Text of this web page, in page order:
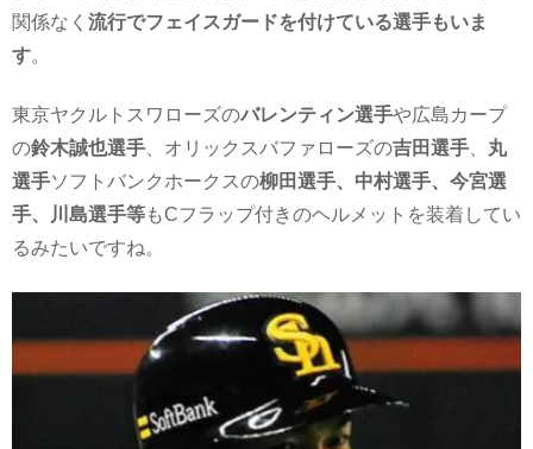
関係なく 流行でフェイスガードを付けている選手もいま
す。
東京ヤクルトスワローズのバレンティン選手や広島カープ
の鈴木誠也選手 、オリックスバファローズの吉田選手
丸
選手ソフトバンクホークスの柳田選手、中村選手、今宮選
手、川島選手等もCフラップ付きのヘルメットを装着してい
るみたいですね。